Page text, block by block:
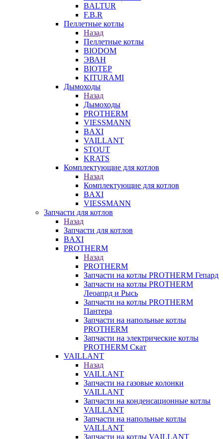
BALTUR
F.B.R
Пеллетные котлы
Назад
Пеллетные котлы
BIODOM
ЭВАН
BIOTEP
KITURAMI
Дымоходы
Назад
Дымоходы
PROTHERM
VIESSMANN
BAXI
VAILLANT
STOUT
KRATS
Комплектующие для котлов
Назад
Комплектующие для котлов
BAXI
VIESSMANN
Запчасти для котлов
Назад
Запчасти для котлов
BAXI
PROTHERM
Назад
PROTHERM
Запчасти на котлы PROTHERM Гепард
Запчасти на котлы PROTHERM
Леоапрд и Рысь
Запчасти на котлы PROTHERM
Пантера
Запчасти на напольные котлы
PROTHERM
Запчасти на электрические котлы
PROTHERM Скат
VAILLANT
Назад
VAILLANT
Запчасти на газовые колонки
VAILLANT
Запчасти на конденсационные котлы
VAILLANT
Запчасти на напольные котлы
VAILLANT
Запчасти на котлы VAILLANT